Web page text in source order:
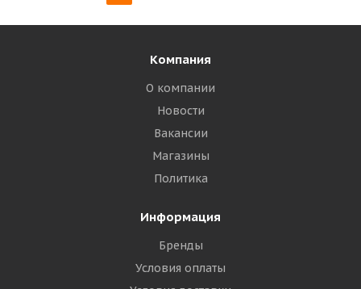
Компания
О компании
Новости
Вакансии
Магазины
Политика
Информация
Бренды
Условия оплаты